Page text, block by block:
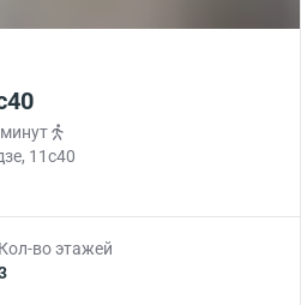
11с40
Кол-во этажей